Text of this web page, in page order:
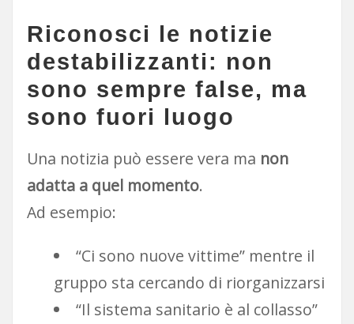
Riconosci le notizie
destabilizzanti: non
sono sempre false, ma
sono fuori luogo
Una notizia può essere vera ma non
adatta a quel momento.
Ad esempio:
“Ci sono nuove vittime” mentre il
gruppo sta cercando di riorganizzarsi
“Il sistema sanitario è al collasso”